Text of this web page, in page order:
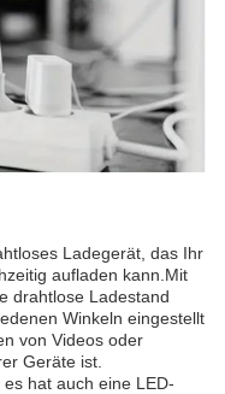
Ladegerät, das Ihr
aufladen kann.Mit
drahtlose Ladestand
Winkeln eingestellt
von Videos oder
Geräte ist.
hat auch eine LED-